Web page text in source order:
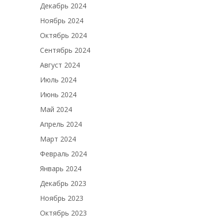
Декабрь 2024
Ноябрь 2024
Октябрь 2024
Сентябрь 2024
Август 2024
Июль 2024
Июнь 2024
Май 2024
Апрель 2024
Март 2024
Февраль 2024
Январь 2024
Декабрь 2023
Ноябрь 2023
Октябрь 2023